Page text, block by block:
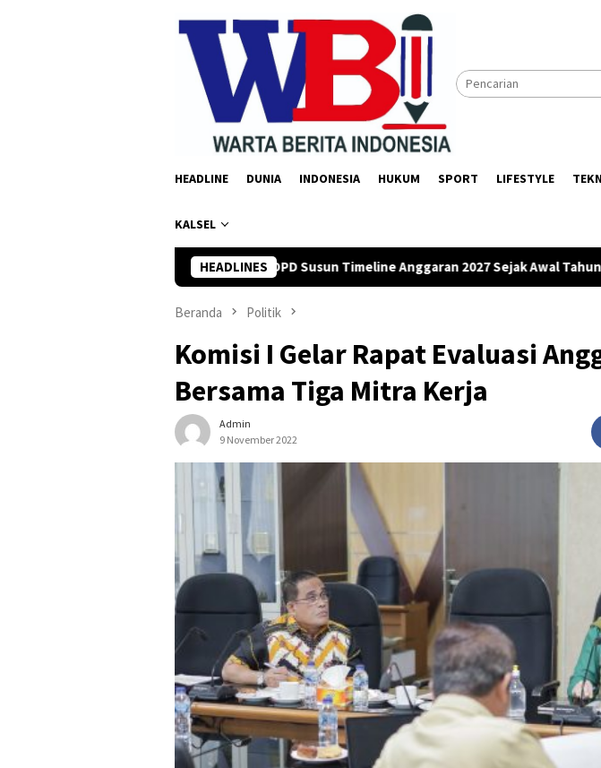
HEADLINE DUNIA INDONESIA HUKUM SPORT LIFESTYLE
KALSEL
HEADLINES
Yusi Minta OPD Susun Timeline Anggaran 2027 Sejak Awal Tahun Tim U-21 Balangan
Beranda Politik
Komisi I Gelar Rapat Evaluasi
Bersama Tiga Mitra Kerja
Admin
9 November 2022